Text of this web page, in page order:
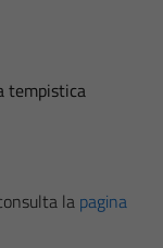
tempistica
la pagina